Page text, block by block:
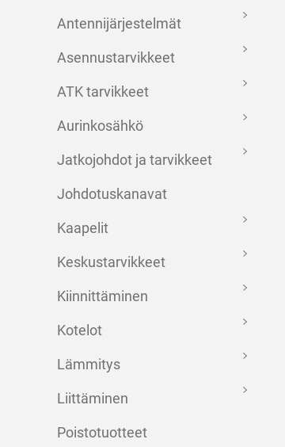
Antennijärjestelmät
Asennustarvikkeet
ATK tarvikkeet
Aurinkosähkö
Jatkojohdot ja tarvikkeet
Johdotuskanavat
Kaapelit
Keskustarvikkeet
Kiinnittäminen
Kotelot
Lämmitys
Liittäminen
Poistotuotteet